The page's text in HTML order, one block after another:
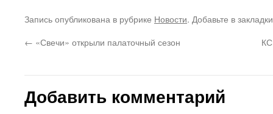
Запись опубликована в рубрике Новости. Добавьте в
← «Свечи» открыли палаточный сезон
Добавить комментарий